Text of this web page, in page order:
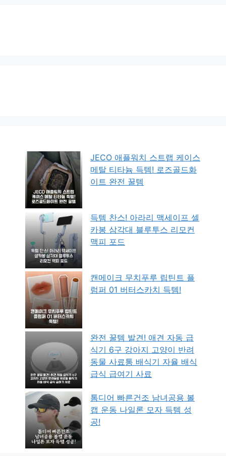
JECO 애플워치 스트랩 케이스
메탈 티타늄 득템! 로즈골드화
이트 완전 꿀템
득템 찬스! 아라리 맥세이프 셀
카봉 삼각대 블루투스 리모컨
맥피 포드
캔메이크 무치푸루 립틴트 플
럼퍼 01 버터스카치 득템!
완전 꿀템 발견! 애견 자동 급
식기 6구 강아지 고양이 반려
동물 사료통 배식기 자율 배식
급식 급여기 사료
톰디어 빠른건조 남녀공용 볼
캡 운동 나일론 모자 득템 성
공!